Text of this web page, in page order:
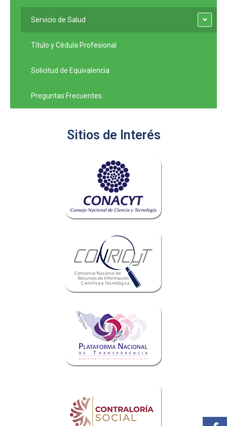
Servicio de Salud
Título y Cédula Profesional
Solicitud de Equivalencia
Preguntas Frecuentes
Sitios de Interés